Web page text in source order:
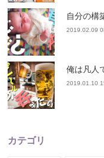
自分の構
2019.02.09
俺は凡人
2019.01.10
カテゴリ